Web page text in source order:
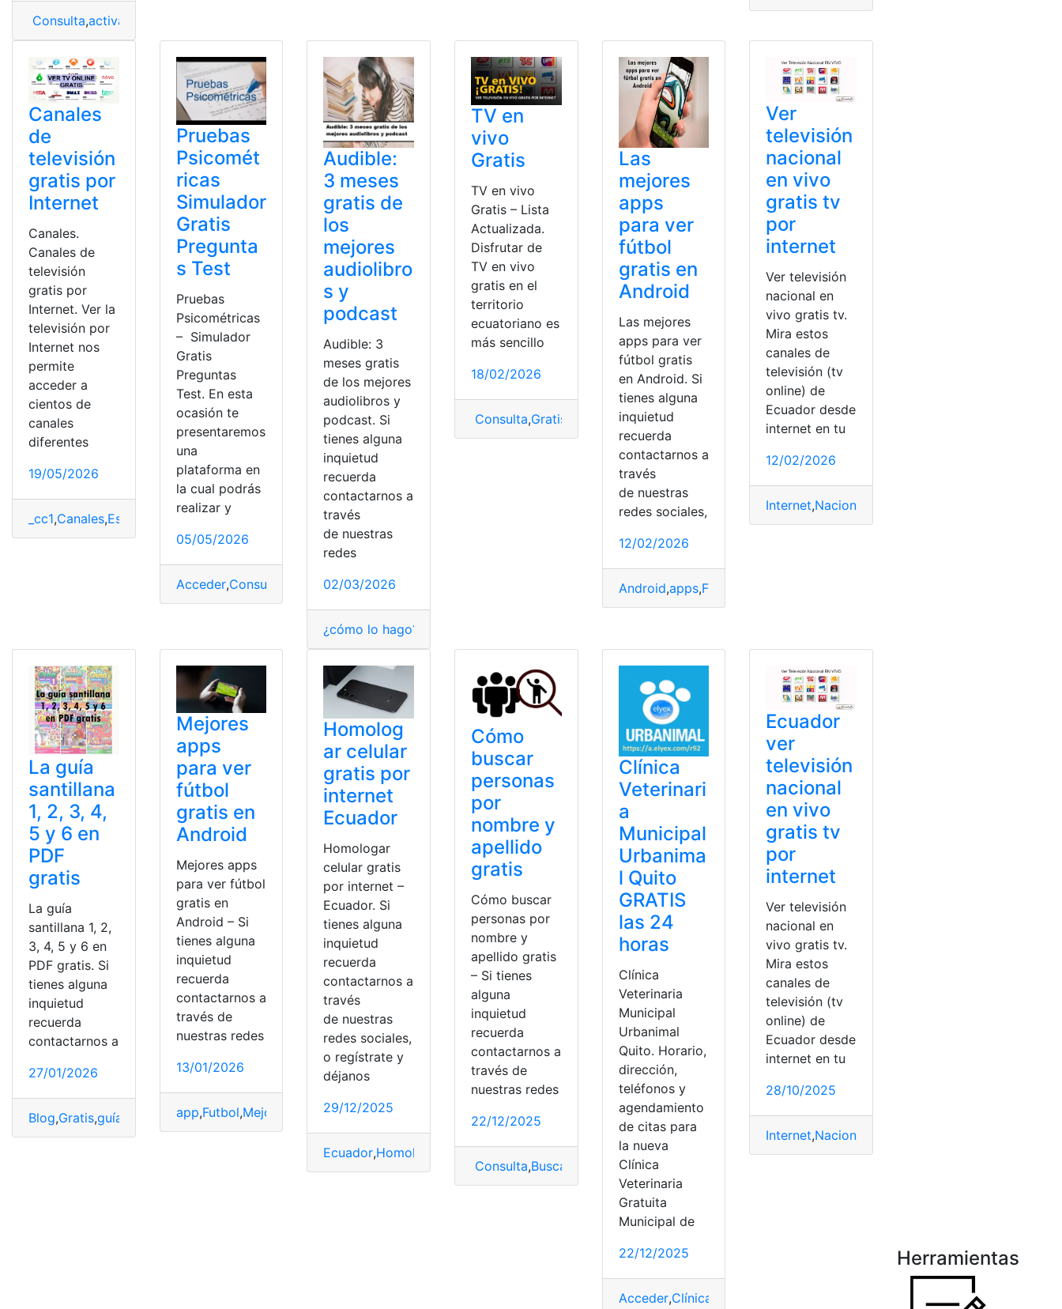
Consulta,activación
Canales
de
televisión
gratis por
Internet
Canales.
Canales de
televisión
gratis por
Internet. Ver la
televisión por
Internet nos
permite
acceder a
cientos de
canales
diferentes
19/05/2026
_cc1,Canales,España Internet
Pruebas
Psicomét
ricas
Simulador
Gratis
Pregunta
s Test
Pruebas
Psicométricas
– Simulador
Gratis
Preguntas
Test. En esta
ocasión te
presentaremos
una
plataforma en
la cual podrás
realizar y
05/05/2026
Acceder,Consultas Ecuador,Herramientas Ecuador
Audible:
3 meses
gratis de
los
mejores
audiolibro
s y
podcast
Audible: 3
meses gratis
de los mejores
audiolibros y
podcast. Si
tienes alguna
inquietud
recuerda
contactarnos a
través
de nuestras
redes
02/03/2026
¿cómo lo hago?
TV en
vivo
Gratis
TV en vivo
Gratis – Lista
Actualizada.
Disfrutar de
TV en vivo
gratis en el
territorio
ecuatoriano es
más sencillo
18/02/2026
Consulta,Gratis TV en vivo
Las
mejores
apps
para ver
fútbol
gratis en
Android
Las mejores
apps para ver
fútbol gratis
en Android. Si
tienes alguna
inquietud
recuerda
contactarnos a
través
de nuestras
redes sociales,
12/02/2026
Android,apps,Fútbol
Ver
televisión
nacional
en vivo
gratis tv
por
internet
Ver televisión
nacional en
vivo gratis tv.
Mira estos
canales de
televisión (tv
online) de
Ecuador desde
internet en tu
12/02/2026
Internet,Nacional
La guía
santillana
1, 2, 3, 4,
5 y 6 en
PDF
gratis
La guía
santillana 1, 2,
3, 4, 5 y 6 en
PDF gratis. Si
tienes alguna
inquietud
recuerda
contactarnos a
27/01/2026
Blog,Gratis,guías Santillana
Mejores
apps
para ver
fútbol
gratis en
Android
Mejores apps
para ver fútbol
gratis en
Android – Si
tienes alguna
inquietud
recuerda
contactarnos a
través de
nuestras redes
13/01/2026
app,Futbol,Mejores apps para ver fútbol
Homolog
ar celular
gratis por
internet
Ecuador
Homologar
celular gratis
por internet –
Ecuador. Si
tienes alguna
inquietud
recuerda
contactarnos a
través
de nuestras
redes sociales,
o regístrate y
déjanos
29/12/2025
Ecuador,Homologación,Homologar
Cómo
buscar
personas
por
nombre y
apellido
gratis
Cómo buscar
personas por
nombre y
apellido gratis
– Si tienes
alguna
inquietud
recuerda
contactarnos a
través de
nuestras redes
22/12/2025
Consulta,Buscar Buscar Personas
Clínica
Veterinari
a
Municipal
Urbanima
l Quito
GRATIS
las 24
horas
Clínica
Veterinaria
Municipal
Urbanimal
Quito. Horario,
dirección,
teléfonos y
agendamiento
de citas para
la nueva
Clínica
Veterinaria
Gratuita
Municipal de
22/12/2025
Acceder,Clínica veterinaria Herramientas Ecuador
Ecuador
ver
televisión
nacional
en vivo
gratis tv
por
internet
Ver televisión
nacional en
vivo gratis tv.
Mira estos
canales de
televisión (tv
online) de
Ecuador desde
internet en tu
28/10/2025
Internet,Nacional
Herramientas